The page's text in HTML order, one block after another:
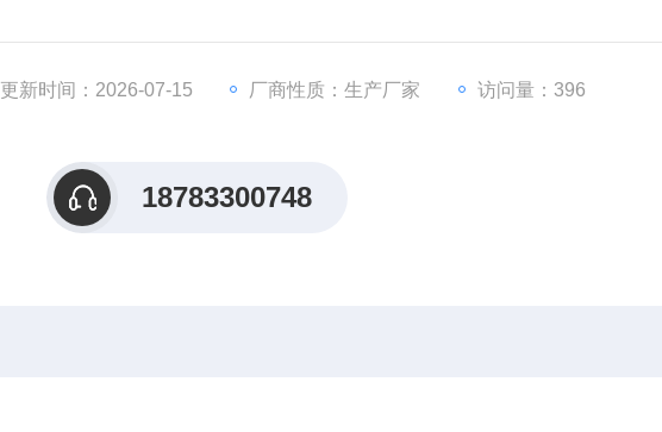
更新时间：2026-07-15 厂商性质：生产厂家 访问量：396
18783300748